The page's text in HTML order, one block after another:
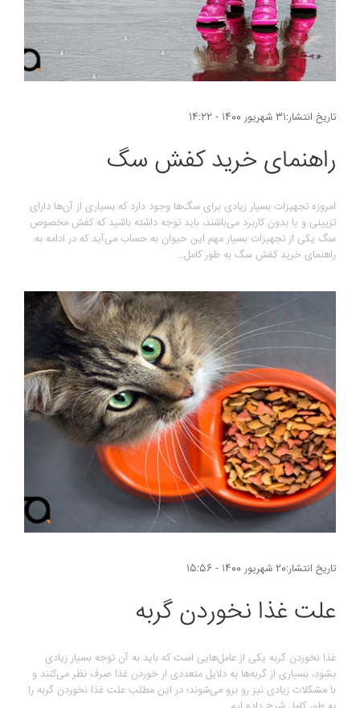
تاریخ انتشار:31 شهریور 1400 - 14:22
راهنمای خرید کفش سگ
امروزه تجهیزات بسیار زیادی برای سگ‌ها وجود دارد که بسیاری از آن‌ها دارای
تزیینی و یا بدون کاربرد می‌باشند، باید توجه داشته باشید که کفش مخصوص
سگ یکی از تجهیزات بسیار مهم این حیوان به حساب می‌آید که در ادامه به
راهنمای خرید کفش سگ به طور کامل...
تاریخ انتشار:20 شهریور 1400 - 15:56
علت غذا نخوردن گربه
غذا نخوردن گربه یکی از عامل‌هایی است که باید به آن توجه بسیار زیادی
بشود، بسیاری از گربه‌ها به دلایل متعددی ار خوردن غذا صرف نظر می‌کنند و
با مشکلات زیادی نیز رو برو می‌شوند؛ در این مطلب علت غذا نخوردن گربه را